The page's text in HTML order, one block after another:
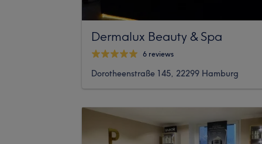
Dermalux Beauty & Spa
6 reviews
Dorotheenstraße 145, 22299 Hamburg